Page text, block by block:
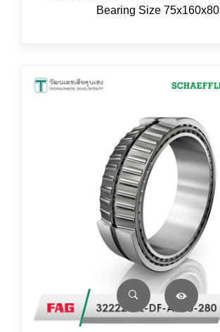
Bearing Size 75x160x80